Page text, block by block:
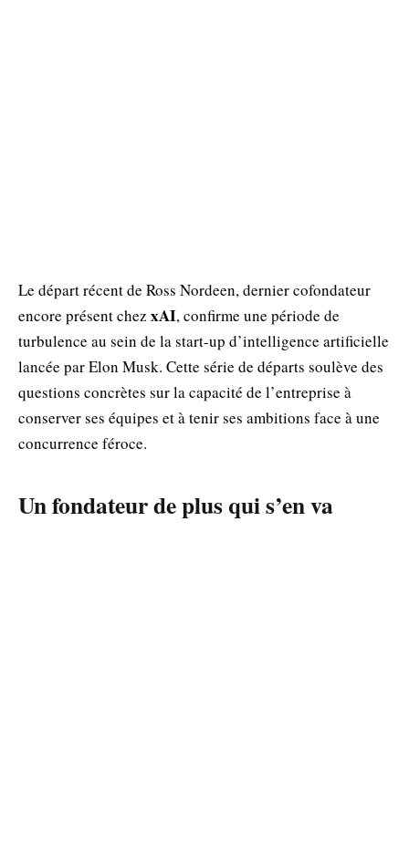
Le départ récent de Ross Nordeen, dernier cofondateur
encore présent chez xAI, confirme une période de
turbulence au sein de la start-up d’intelligence artificielle
lancée par Elon Musk. Cette série de départs soulève des
questions concrètes sur la capacité de l’entreprise à
conserver ses équipes et à tenir ses ambitions face à une
concurrence féroce.
Un fondateur de plus qui s’en va